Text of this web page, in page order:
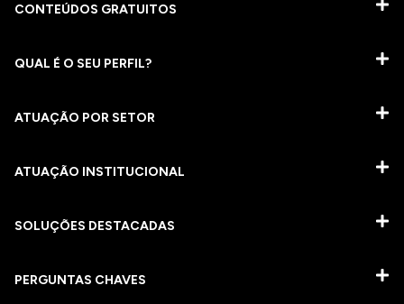
CONTEÚDOS GRATUITOS
QUAL É O SEU PERFIL?
ATUAÇÃO POR SETOR
ATUAÇÃO INSTITUCIONAL
SOLUÇÕES DESTACADAS
PERGUNTAS CHAVES​